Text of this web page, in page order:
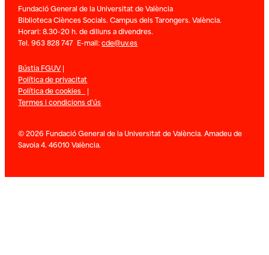
Fundació General de la Universitat de València
Biblioteca Ciènces Socials. Campus dels Tarongers. València.
Horari: 8.30-20 h. de dilluns a divendres.
Tel. 963 828 747 E-mail:cde@uv.es
Bústia FGUV|
Política de privacitat
Política de cookies |
Termes i condicions d’ús
© 2026 Fundació General de la Universitat de València. Amadeu de
Savoia 4. 46010 València.